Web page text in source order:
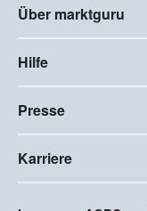
Über marktguru
Hilfe
Presse
Karriere